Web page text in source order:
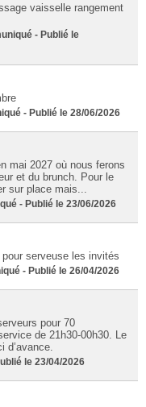
vaisselle rangement
- Publié le
- Publié le 28/06/2026
mai 2027 où nous ferons
et du brunch. Pour le
sur place mais...
- Publié le 23/06/2026
serveuse les invités
- Publié le 26/04/2026
pour 70
de 21h30-00h30. Le
d’avance.
le 23/04/2026